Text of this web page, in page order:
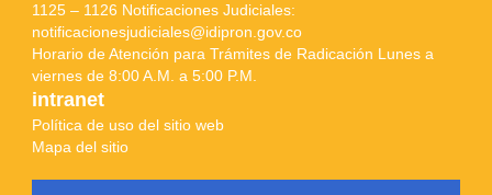
1125 – 1126 Notificaciones Judiciales:
notificacionesjudiciales@idipron.gov.co
Horario de Atención para Trámites de Radicación Lunes a
viernes de 8:00 A.M. a 5:00 P.M.
intranet
Política de uso del sitio web
Mapa del sitio